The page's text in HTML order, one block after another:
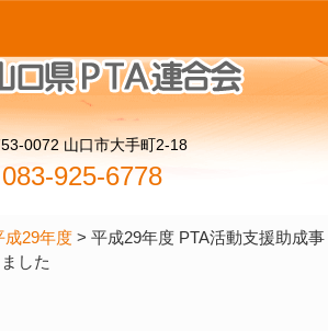
0072 山口市大手町2-18
083-925-6778
成29年度 > 平成29年度 PTA活動支援助成事
した